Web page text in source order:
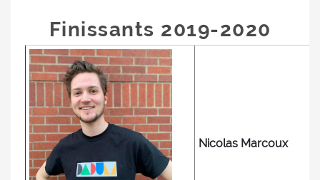
Finissants 2019-2020
Nicolas Marcoux